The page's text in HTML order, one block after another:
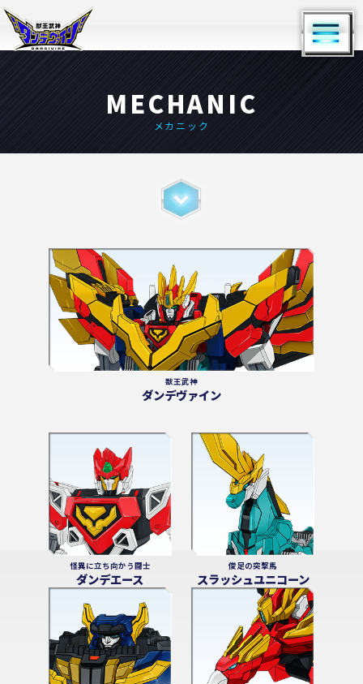
MECHANIC
メカニック
獣王武神
ダンデヴァイン
怪異に立ち向かう闘士
ダンデエース
俊足の突撃馬
スラッシュユニコーン